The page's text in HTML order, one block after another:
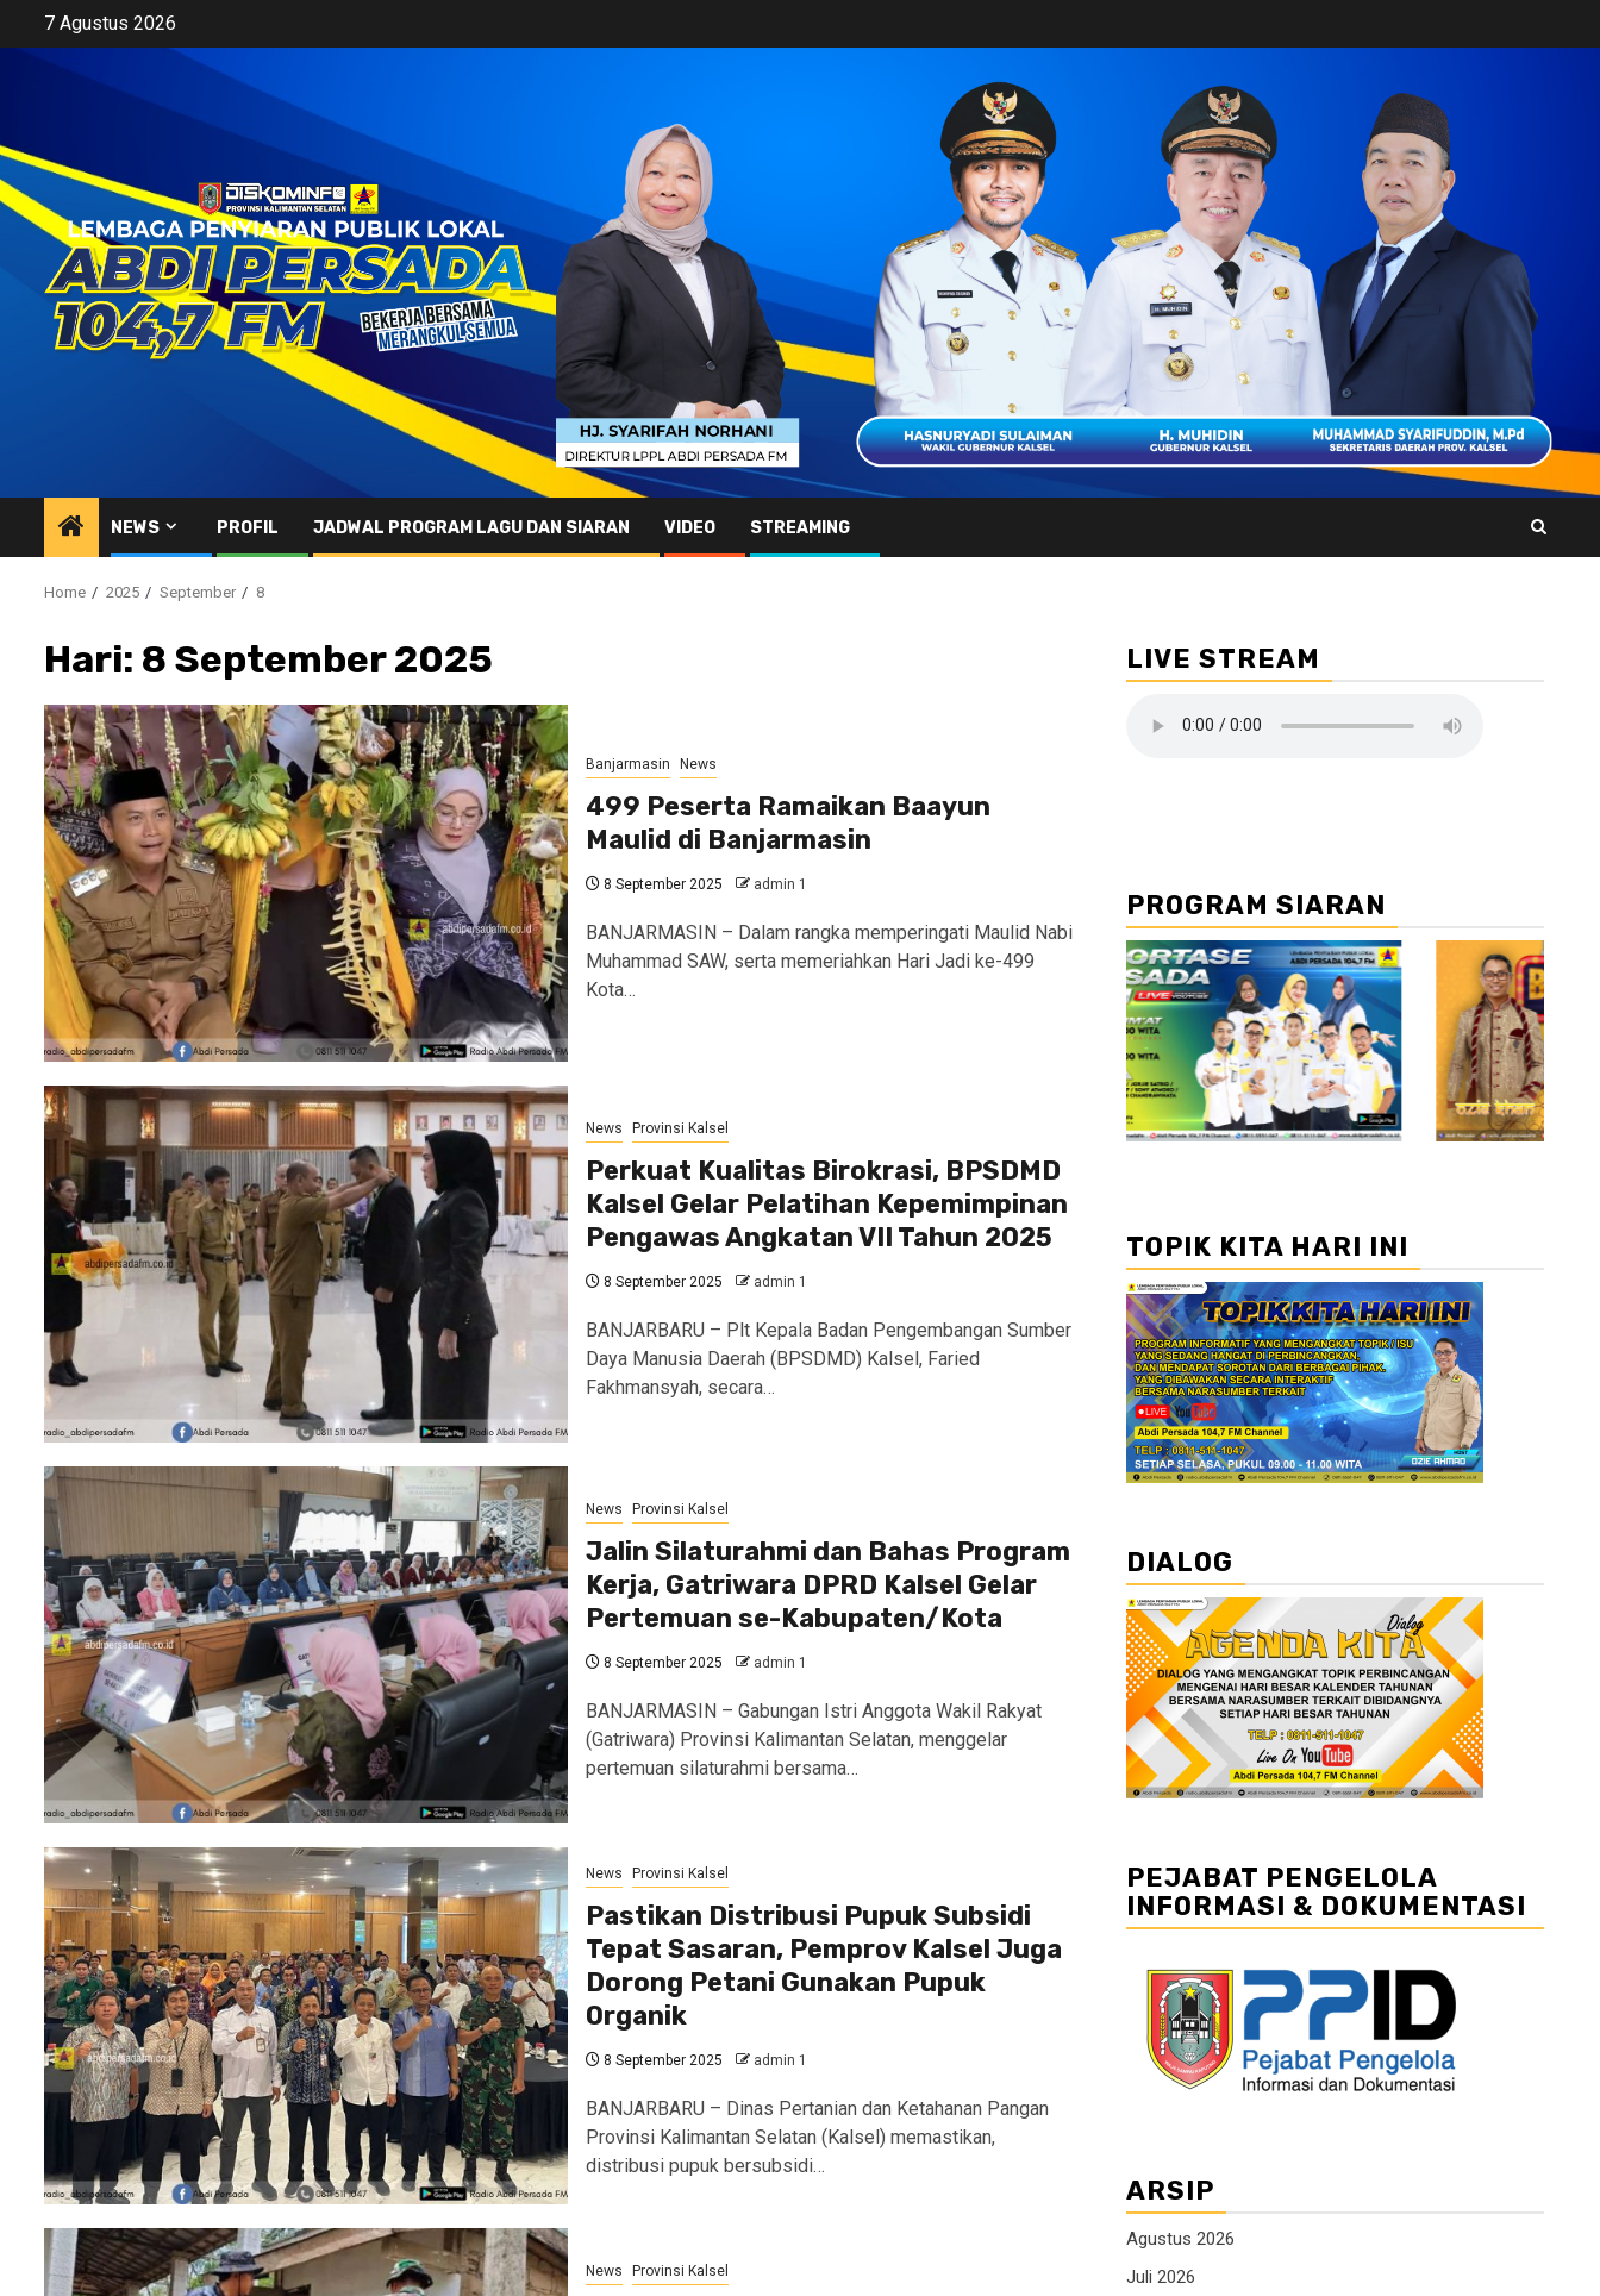
content
7 Agustus 2026
NEWS PROFIL JADWAL PROGRAM LAGU DAN SIARAN VIDEO STREAMING
Home 2025 September 8
Hari: 8 September 2025
Banjarmasin News
499 Peserta Ramaikan Baayun
Maulid di Banjarmasin
8 September 2025 admin 1
BANJARMASIN – Dalam rangka memperingati Maulid Nabi
Muhammad SAW, serta memeriahkan Hari Jadi ke-499
Kota…
News Provinsi Kalsel
Perkuat Kualitas Birokrasi, BPSDMD
Kalsel Gelar Pelatihan Kepemimpinan
Pengawas Angkatan VII Tahun 2025
8 September 2025 admin 1
BANJARBARU – Plt Kepala Badan Pengembangan Sumber
Daya Manusia Daerah (BPSDMD) Kalsel, Faried
Fakhmansyah, secara…
News Provinsi Kalsel
Jalin Silaturahmi dan Bahas Program
Kerja, Gatriwara DPRD Kalsel Gelar
Pertemuan se-Kabupaten/Kota
8 September 2025 admin 1
BANJARMASIN – Gabungan Istri Anggota Wakil Rakyat
(Gatriwara) Provinsi Kalimantan Selatan, menggelar
pertemuan silaturahmi bersama…
News Provinsi Kalsel
Pastikan Distribusi Pupuk Subsidi
Tepat Sasaran, Pemprov Kalsel Juga
Dorong Petani Gunakan Pupuk
Organik
8 September 2025 admin 1
BANJARBARU – Dinas Pertanian dan Ketahanan Pangan
Provinsi Kalimantan Selatan (Kalsel) memastikan,
distribusi pupuk bersubsidi…
News Provinsi Kalsel
LIVE STREAM
PROGRAM SIARAN
//2
TOPIK KITA HARI INI
DIALOG
PEJABAT PENGELOLA
INFORMASI & DOKUMENTASI
ARSIP
Agustus 2026
Juli 2026